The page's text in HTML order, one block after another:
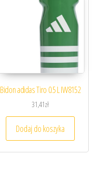
Bidon adidas Tiro 0.5 L IW8152
31,41zł
Dodaj do koszyka